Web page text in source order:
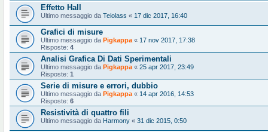
Effetto Hall
Ultimo messaggio da Teiolass « 17 dic 2017, 16:40
Grafici di misure
Ultimo messaggio da Pigkappa « 17 nov 2017, 17:38
Risposte: 4
Analisi Grafica Di Dati Sperimentali
Ultimo messaggio da Pigkappa « 25 apr 2017, 23:49
Risposte: 1
Serie di misure e errori, dubbio
Ultimo messaggio da Pigkappa « 14 apr 2016, 14:53
Risposte: 6
Resistività di quattro fili
Ultimo messaggio da Harmony « 31 dic 2015, 0:50